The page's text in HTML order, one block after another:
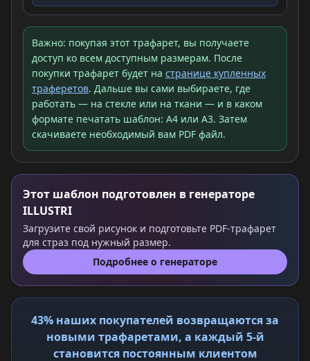
Важно: покупая этот трафарет, вы получаете
доступ ко всем доступным размерам. После
покупки трафарет будет на странице купленных
траферетов. Дальше вы сами выбираете, где
работать — на стекле или на ткани — и в каком
формате печатать шаблон: A4 или A3. Затем
скачиваете необходимый вам PDF файл.
Этот шаблон подготовлен в генераторе
ILLUSTRI
Загрузите свой рисунок и подготовьте PDF-трафарет
для страз под нужный размер.
Подробнее о генераторе
43% наших покупателей возвращаются за
новыми трафаретами, а каждый 5-й
становится постоянным клиентом